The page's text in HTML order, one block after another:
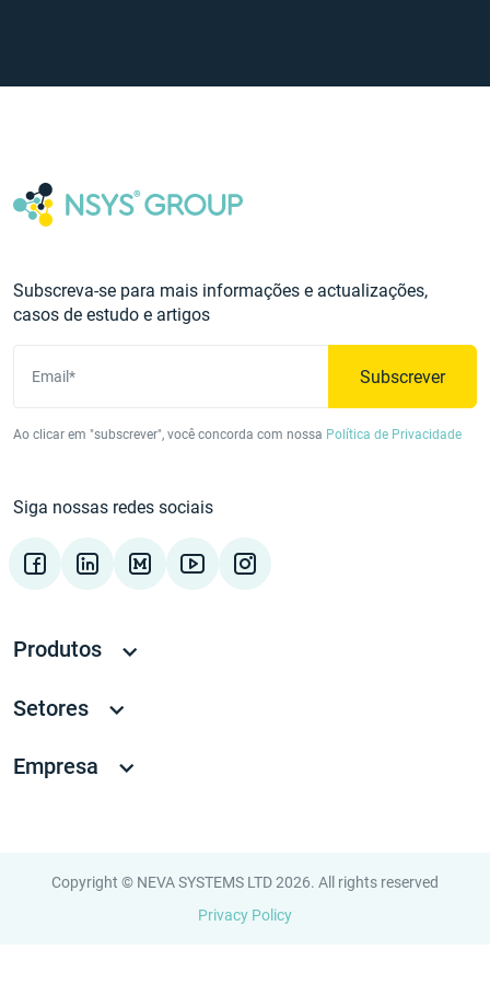
Subscreva-se para mais informações e actualizações,
casos de estudo e artigos
Email* Subscrever
Ao clicar em "subscrever", você concorda com nossa Política de Privacidade
Siga nossas redes sociais
Produtos
Setores
Empresa
Copyright © NEVA SYSTEMS LTD 2026. All rights reserved
Privacy Policy